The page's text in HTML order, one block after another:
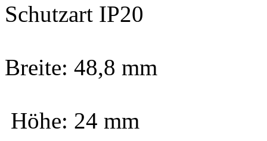
Schutzart IP20
Breite: 48,8 mm
Höhe: 24 mm